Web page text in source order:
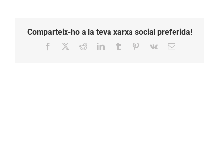
Comparteix-ho a la teva xarxa social preferida!
Facebook RedditLinkedInTumblr Pinterest
Vk Email: